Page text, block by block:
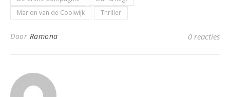
Marion van de Coolwijk
Thriller
Door Ramona 0 reacties